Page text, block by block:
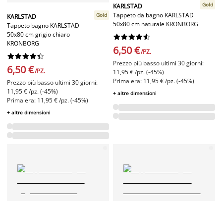
KARLSTAD
Tappeto bagno KARLSTAD
50x80 cm grigio chiaro
KRONBORG
Gold






6,50 €/PZ.
Prezzo più basso ultimi 30 giorni:
11,95 € /pz. (-45%)
Prima era: 11,95 € /pz. (-45%)
+ altre dimensioni
KARLSTAD
Tappeto da bagno KARLSTAD
50x80 cm naturale KRONBORG
Gold






6,50 €/PZ.
Prezzo più basso ultimi 30 giorni:
11,95 € /pz. (-45%)
Prima era: 11,95 € /pz. (-45%)
+ altre dimensioni